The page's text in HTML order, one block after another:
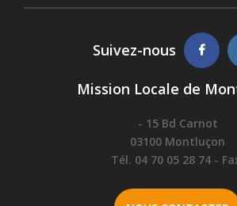
Suivez-nous
Mission Locale de
- 15 Bd Carnot
03100 Montluçon
Tél. 04 70 05 28 74 -